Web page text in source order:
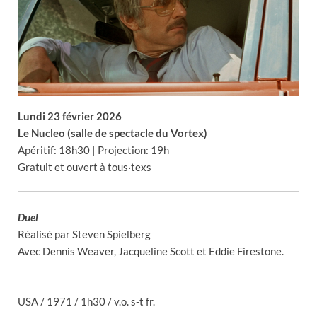
Lundi 23 février 2026
Le Nucleo (salle de spectacle du Vortex)
Apéritif: 18h30 | Projection: 19h
Gratuit et ouvert à tous·texs
Duel
Réalisé par Steven Spielberg
Avec Dennis Weaver, Jacqueline Scott et Eddie Firestone.
USA / 1971 / 1h30 / v.o. s-t fr.